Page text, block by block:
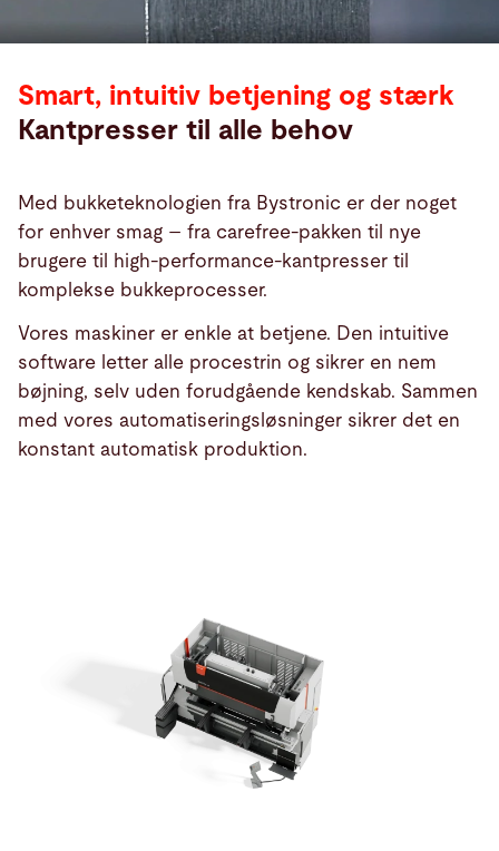
Smart, intuitiv betjening og stærk
Kantpresser til alle behov
Med bukketeknologien fra Bystronic er der noget
for enhver smag – fra carefree-pakken til nye
brugere til high-performance-kantpresser til
komplekse bukkeprocesser.
Vores maskiner er enkle at betjene. Den intuitive
software letter alle procestrin og sikrer en nem
bøjning, selv uden forudgående kendskab. Sammen
med vores automatiseringsløsninger sikrer det en
konstant automatisk produktion.
Produkter